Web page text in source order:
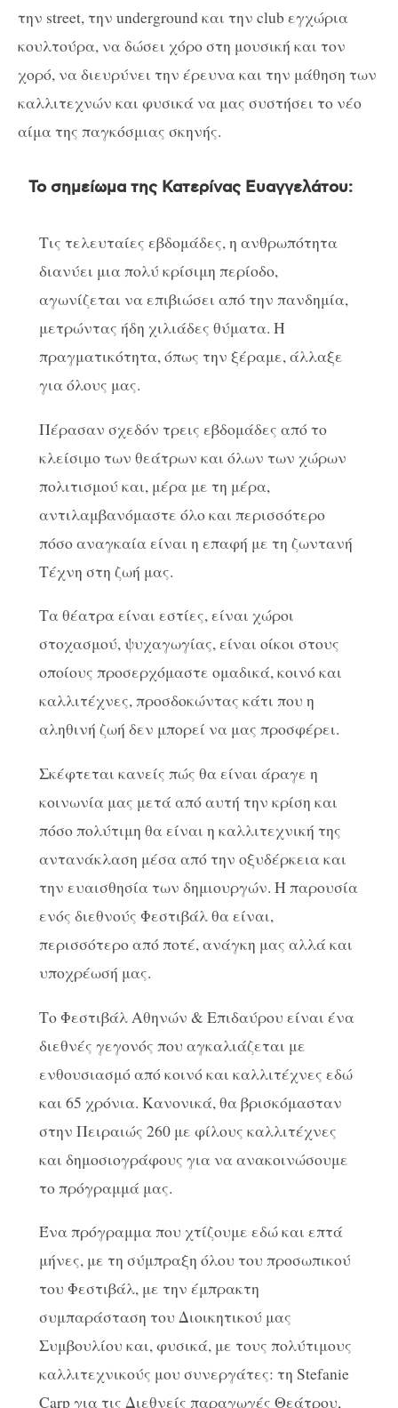
την street, την underground και την club εγχώρια
κουλτούρα, να δώσει χόρο στη μουσική και τον
χορό, να διευρύνει την έρευνα και την μάθηση των
καλλιτεχνών και φυσικά να μας συστήσει το νέο
αίμα της παγκόσμιας σκηνής.
Το σημείωμα της Κατερίνας Ευαγγελάτου:
Τις τελευταίες εβδομάδες, η ανθρωπότητα
διανύει μια πολύ κρίσιμη περίοδο,
αγωνίζεται να επιβιώσει από την πανδημία,
μετρώντας ήδη χιλιάδες θύματα. Η
πραγματικότητα, όπως την ξέραμε, άλλαξε
για όλους μας.
Πέρασαν σχεδόν τρεις εβδομάδες από το
κλείσιμο των θεάτρων και όλων των χώρων
πολιτισμού και, μέρα με τη μέρα,
αντιλαμβανόμαστε όλο και περισσότερο
πόσο αναγκαία είναι η επαφή με τη ζωντανή
Τέχνη στη ζωή μας.
Τα θέατρα είναι εστίες, είναι χώροι
στοχασμού, ψυχαγωγίας, είναι οίκοι στους
οποίους προσερχόμαστε ομαδικά, κοινό και
καλλιτέχνες, προσδοκώντας κάτι που η
αληθινή ζωή δεν μπορεί να μας προσφέρει.
Σκέφτεται κανείς πώς θα είναι άραγε η
κοινωνία μας μετά από αυτή την κρίση και
πόσο πολύτιμη θα είναι η καλλιτεχνική της
αντανάκλαση μέσα από την οξυδέρκεια και
την ευαισθησία των δημιουργών. Η παρουσία
ενός διεθνούς Φεστιβάλ θα είναι,
περισσότερο από ποτέ, ανάγκη μας αλλά και
υποχρέωσή μας.
Το Φεστιβάλ Αθηνών & Επιδαύρου είναι ένα
διεθνές γεγονός που αγκαλιάζεται με
ενθουσιασμό από κοινό και καλλιτέχνες εδώ
και 65 χρόνια. Κανονικά, θα βρισκόμασταν
στην Πειραιώς 260 με φίλους καλλιτέχνες
και δημοσιογράφους για να ανακοινώσουμε
το πρόγραμμά μας.
Ένα πρόγραμμα που χτίζουμε εδώ και επτά
μήνες, με τη σύμπραξη όλου του προσωπικού
του Φεστιβάλ, με την έμπρακτη
συμπαράσταση του Διοικητικού μας
Συμβουλίου και, φυσικά, με τους πολύτιμους
καλλιτεχνικούς μου συνεργάτες: τη Stefanie
Carp για τις Διεθνείς παραγωγές Θεάτρου,